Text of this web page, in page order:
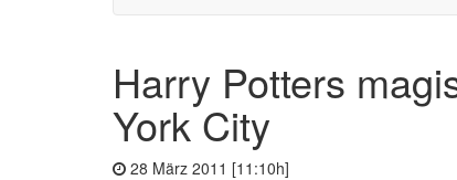
Harry Potters
York City
28 März 2011 [11:10h]